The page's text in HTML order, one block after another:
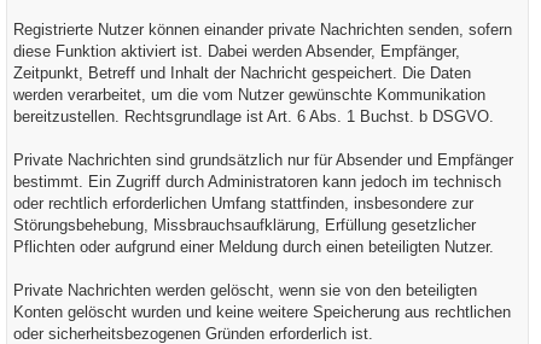
Registrierte Nutzer können einander private Nachrichten senden, sofern
diese Funktion aktiviert ist. Dabei werden Absender, Empfänger,
Zeitpunkt, Betreff und Inhalt der Nachricht gespeichert. Die Daten
werden verarbeitet, um die vom Nutzer gewünschte Kommunikation
bereitzustellen. Rechtsgrundlage ist Art. 6 Abs. 1 Buchst. b DSGVO.
Private Nachrichten sind grundsätzlich nur für Absender und Empfänger
bestimmt. Ein Zugriff durch Administratoren kann jedoch im technisch
oder rechtlich erforderlichen Umfang stattfinden, insbesondere zur
Störungsbehebung, Missbrauchsaufklärung, Erfüllung gesetzlicher
Pflichten oder aufgrund einer Meldung durch einen beteiligten Nutzer.
Private Nachrichten werden gelöscht, wenn sie von den beteiligten
Konten gelöscht wurden und keine weitere Speicherung aus rechtlichen
oder sicherheitsbezogenen Gründen erforderlich ist.